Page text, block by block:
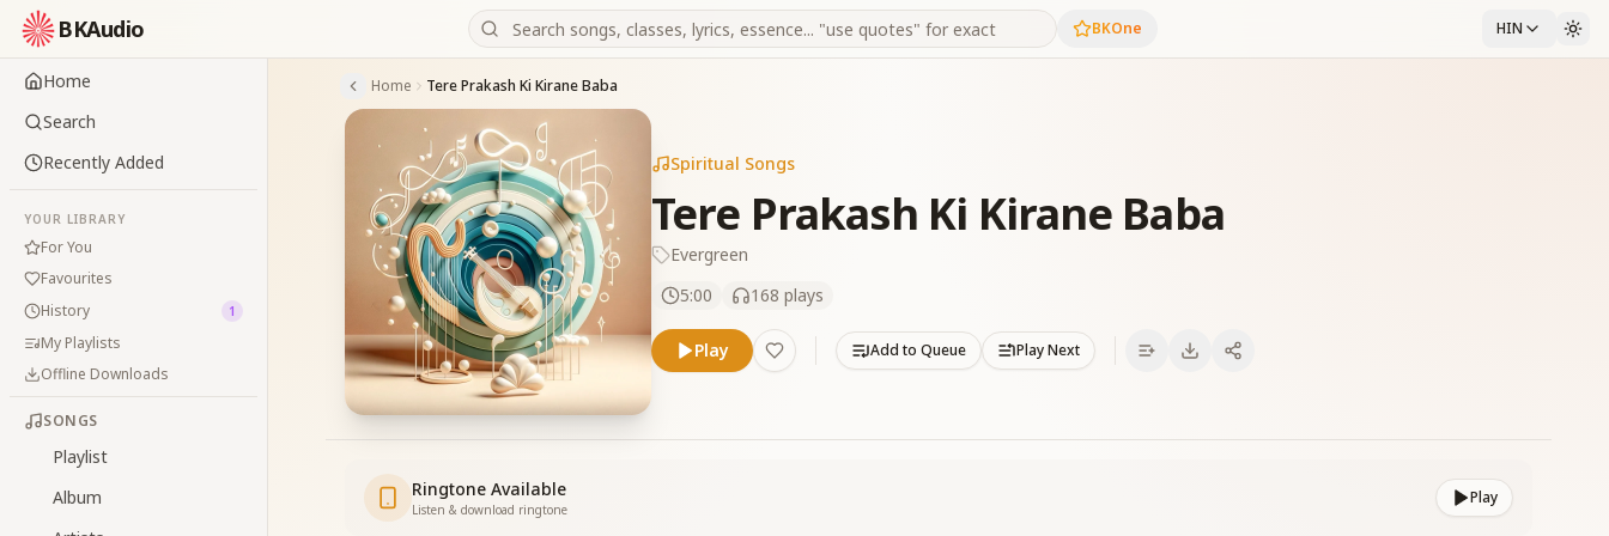
BKAudio BKOne HIN
Home
Search
Recently Added
YOUR LIBRARY
For You
Favourites
History
1
My Playlists
Offline Downloads
SONGS
Playlist
Album
Home Tere Prakash Ki Kirane Baba
Spiritual Songs
Tere Prakash Ki Kirane Baba
Evergreen
5:00
168 plays
Play Add to Queue Play Next
Ringtone Available
Listen & download ringtone
Play